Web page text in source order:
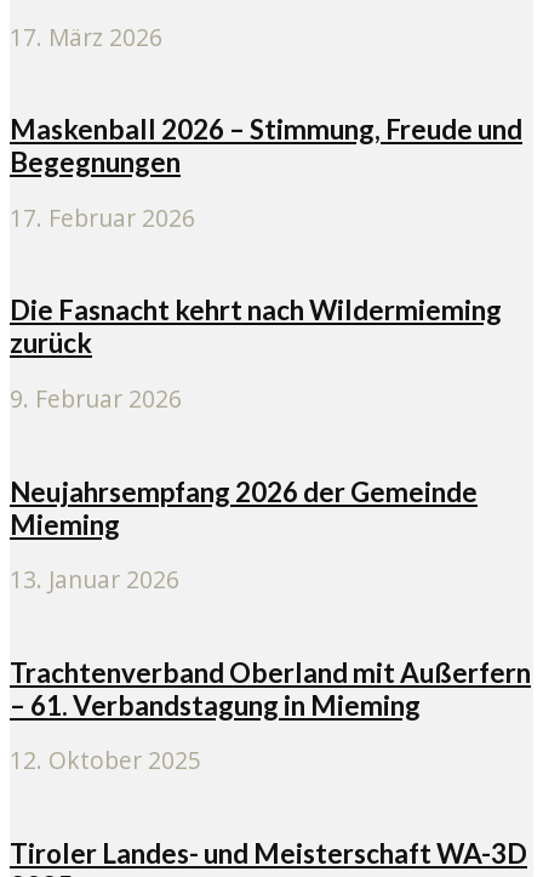
17. März 2026
Maskenball 2026 – Stimmung, Freude und
Begegnungen
17. Februar 2026
Die Fasnacht kehrt nach Wildermieming
zurück
9. Februar 2026
Neujahrsempfang 2026 der Gemeinde
Mieming
13. Januar 2026
Trachtenverband Oberland mit Außerfern
– 61. Verbandstagung in Mieming
12. Oktober 2025
Tiroler Landes- und Meisterschaft WA-3D